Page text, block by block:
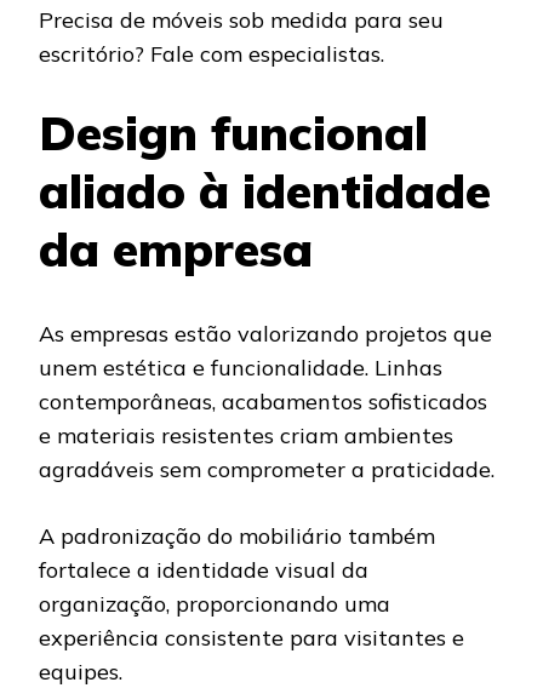
Precisa de móveis sob medida para seu
escritório? Fale com especialistas.
Design funcional
aliado à identidade
da empresa
As empresas estão valorizando projetos que
unem estética e funcionalidade. Linhas
contemporâneas, acabamentos sofisticados
e materiais resistentes criam ambientes
agradáveis sem comprometer a praticidade.
A padronização do mobiliário também
fortalece a identidade visual da
organização, proporcionando uma
experiência consistente para visitantes e
equipes.